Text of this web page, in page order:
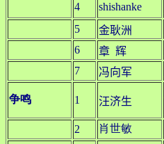
4 shishanke
5 金耿洲
6
章 辉
7
冯向军
争鸣 1 汪济生
2
肖世敏